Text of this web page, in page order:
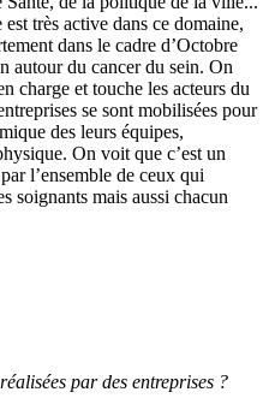
très active dans ce domaine,
dans le cadre d’Octobre
autour du cancer du sein. On
charge et touche les acteurs du
se sont mobilisées pour
des leurs équipes,
On voit que c’est un
l’ensemble de ceux qui
soignants mais aussi chacun
par des entreprises ?